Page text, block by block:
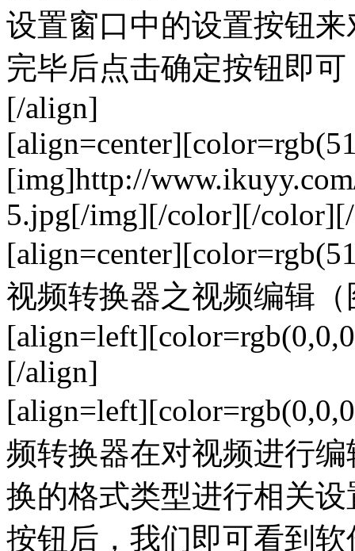
设置窗口中的设置按钮
完毕后点击确定按钮即
[/align]
[img]http://
5.jpg[/img][/color][/
视频转换器之视频编辑
[/align]
频转换器在对视频进行
换的格式类型进行相关
按钮后，我们即可看到